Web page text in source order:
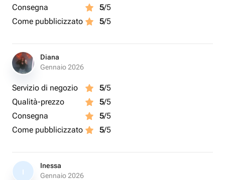
Consegna 5/5
Come pubblicizzato
5/5
Diana
Gennaio 2026
Servizio di negozio 5/5
Qualità-prezzo
5/5
Consegna
5/5
Come pubblicizzato
5/5
I
Inessa
Gennaio 2026